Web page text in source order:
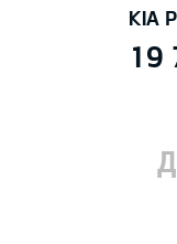
KIA
19